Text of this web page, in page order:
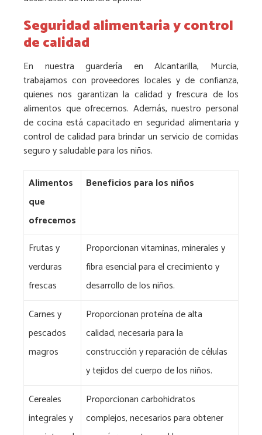
Seguridad alimentaria y control
de calidad
En nuestra guardería en Alcantarilla, Murcia,
trabajamos con proveedores locales y de confianza,
quienes nos garantizan la calidad y frescura de los
alimentos que ofrecemos. Además, nuestro personal
de cocina está capacitado en seguridad alimentaria y
control de calidad para brindar un servicio de comidas
seguro y saludable para los niños.
Alimentos
que
ofrecemos
Beneficios para los niños
Frutas y
verduras
frescas
Proporcionan vitaminas, minerales y
fibra esencial para el crecimiento y
desarrollo de los niños.
Carnes y
pescados
magros
Proporcionan proteína de alta
calidad, necesaria para la
construcción y reparación de células
y tejidos del cuerpo de los niños.
Cereales
integrales y
Proporcionan carbohidratos
complejos, necesarios para obtener